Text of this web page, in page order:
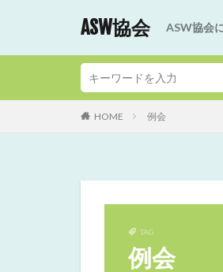
ASW協会 ASW協会
HOME 例会
TAG
例会